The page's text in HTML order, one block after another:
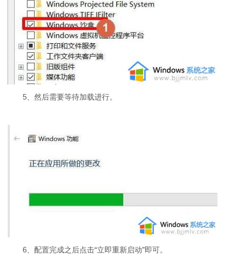
5、然后需要等待加载进行。
6、配置完成之后点击“立即重新启动”即可。